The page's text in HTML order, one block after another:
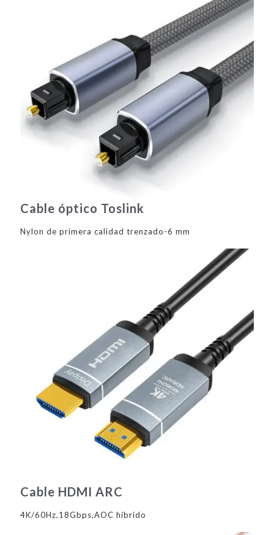
Cable óptico Toslink
Nylon de primera calidad trenzado-6 mm
Cable HDMI ARC
4K/60Hz,18Gbps,AOC híbrido